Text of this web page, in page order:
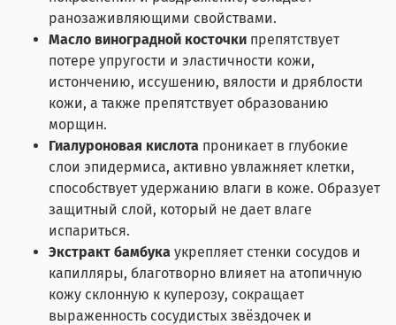
ранозаживляющими свойствами.
Масло виноградной косточки препятствует
потере упругости и эластичности кожи,
истончению, иссушению, вялости и дряблости
кожи, а также препятствует образованию
морщин.
Гиалуроновая кислота проникает в глубокие
слои эпидермиса, активно увлажняет клетки,
способствует удержанию влаги в коже. Образует
защитный слой, который не дает влаге
испариться.
Экстракт бамбука укрепляет стенки сосудов и
капилляры, благотворно влияет на атопичную
кожу склонную к куперозу, сокращает
выраженность сосудистых звёздочек и